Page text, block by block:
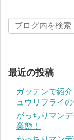
最近の投稿
ガッテンで紹
ュウリフライの
がっちりマン
業態！